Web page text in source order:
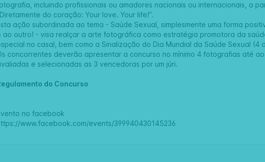
incluindo profissionais ou amadores nacionais ou internacionais, a
do coração: Your love. Your life!”.
ação subordinada ao tema - Saúde Sexual, simplesmente uma forma
ao outro! - visa realçar a arte fotográfica como estratégia promotora da
no casal, bem como a Sinalização do Dia Mundial da Saúde Sexual (4
concorrentes deverão apresentar a concurso no mínimo 4 fotografias até
e selecionadas as 3 vencedoras por um júri.
do Concurso
no facebook
www.facebook.com/events/399940430145236